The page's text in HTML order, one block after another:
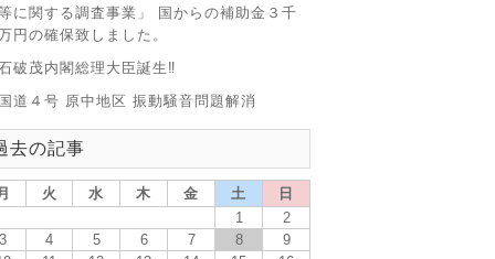
に関する調査事業」 国からの補助金３千
円の確保致しました。
破茂内閣総理大臣誕生‼
道４号 原中地区 振動騒音問題解消
去の記事
火 水 木 金 土
日
1
2
3
4 5 6 7 8
9